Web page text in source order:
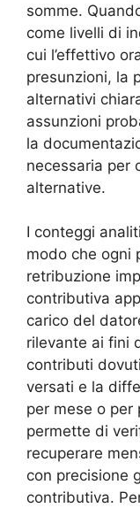
somme.
come livelli di
cui l’effettivo
presunzioni, la
alternativi
assunzioni
la
necessaria per
alternative.
I conteggi
modo che ogni
retribuzione
contributiva
carico del
rilevante ai fini
contributi
versati e la
per mese o per
permette di
recuperare
con precisione
contributiva.